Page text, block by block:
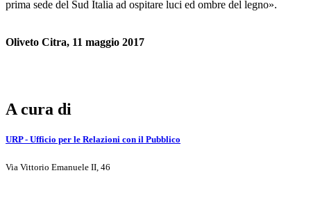
prima sede del Sud Italia ad ospitare luci ed ombre del legno».
Oliveto Citra, 11 maggio 2017
A cura di
URP - Ufficio per le Relazioni con il Pubblico
Via Vittorio Emanuele II, 46